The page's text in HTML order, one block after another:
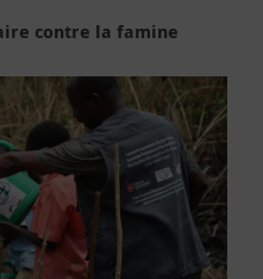
contre la famine